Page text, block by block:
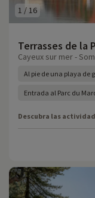
1 /16
Terrasses de la
Cayeux sur mer -
Al pie de una playa de
Entrada al Parc du
Descubra las